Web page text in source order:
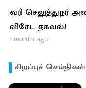
வரி செலுத்துநர்
விசேட தகவல்.!
1 month ago
சிறப்புச் செய்திகள்